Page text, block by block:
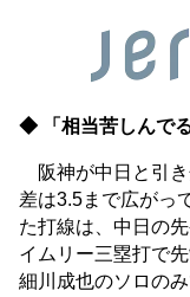
◆ 「相当苦しんで
阪神が中日と引き
差は3.5まで広がっ
た打線は、中日の
イムリー三塁打で
細川成也のソロの